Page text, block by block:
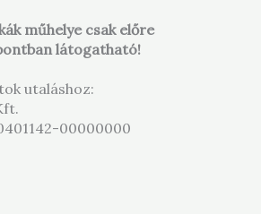
műhelye csak előre
látogatható!
utaláshoz:
00000000